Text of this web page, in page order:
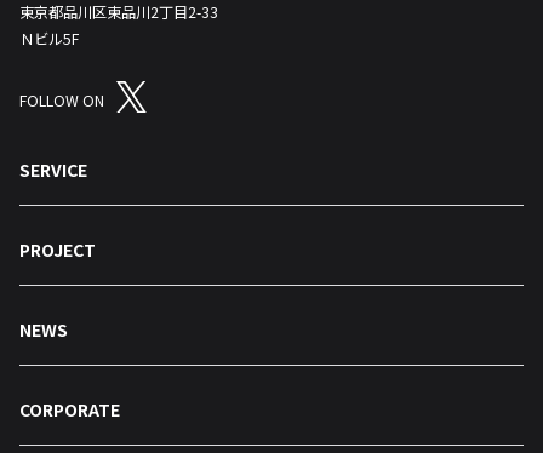
東京都品川区東品川2丁目2-33
Ｎビル5F
FOLLOW ON
SERVICE
PROJECT
NEWS
CORPORATE